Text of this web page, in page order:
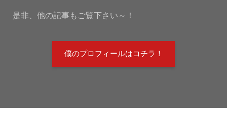
是非、他の記事もご覧下さい～！
僕のプロフィールはコチラ！